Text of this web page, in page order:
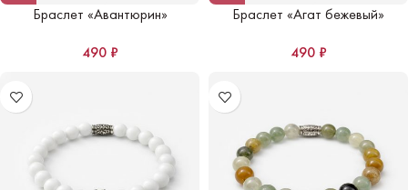
Браслет «Авантюрин»
490 ₽
Браслет «Агат бежевый»
490 ₽